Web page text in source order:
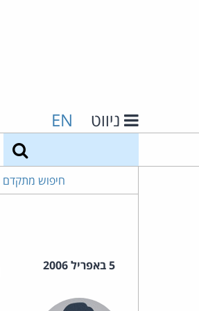
ניווט EN
חיפוש מתקדם
5 באפריל 2006